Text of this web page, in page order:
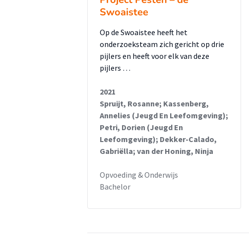
Swoaistee
Op de Swoaistee heeft het
onderzoeksteam zich gericht op drie
pijlers en heeft voor elk van deze
pijlers …
2021
Spruijt, Rosanne; Kassenberg,
Annelies (Jeugd En Leefomgeving);
Petri, Dorien (Jeugd En
Leefomgeving); Dekker-Calado,
Gabriëlla; van der Honing, Ninja
Opvoeding & Onderwijs
Bachelor